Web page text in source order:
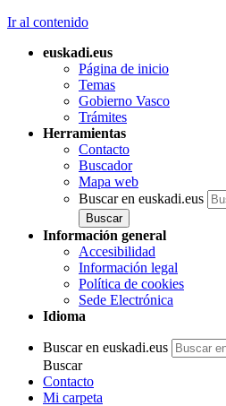
Ir al contenido
euskadi.eus
Página de inicio
Temas
Gobierno Vasco
Trámites
Herramientas
Contacto
Buscador
Mapa web
Buscar en euskadi.eus
Información general
Accesibilidad
Información legal
Política de cookies
Sede Electrónica
Idioma
Buscar en euskadi.eus
Buscar
Contacto
Mi carpeta